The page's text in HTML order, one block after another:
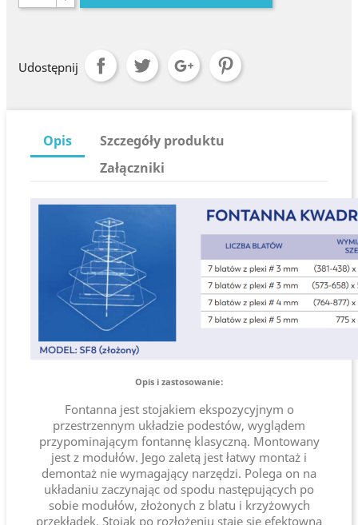
Udostępnij
Opis
Szczegóły produktu
Załączniki
Opis i zastosowanie:
Fontanna jest stojakiem ekspozycyjnym o
przestrzennym układzie podestów, wyglądem
przypominającym fontannę klasyczną. Montowany
jest z modułów. Jego zaletą jest łatwy montaż i
demontaż nie wymagający narzędzi. Polega on na
układaniu zaczynając od spodu następujących po
sobie modułów, złożonych z blatu i krzyżowych
przekładek. Stojak po rozłożeniu staje się efektowną